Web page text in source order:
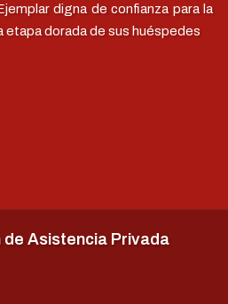
digna de confianza para la
etapa dorada de sus huéspedes
de Asistencia Privada